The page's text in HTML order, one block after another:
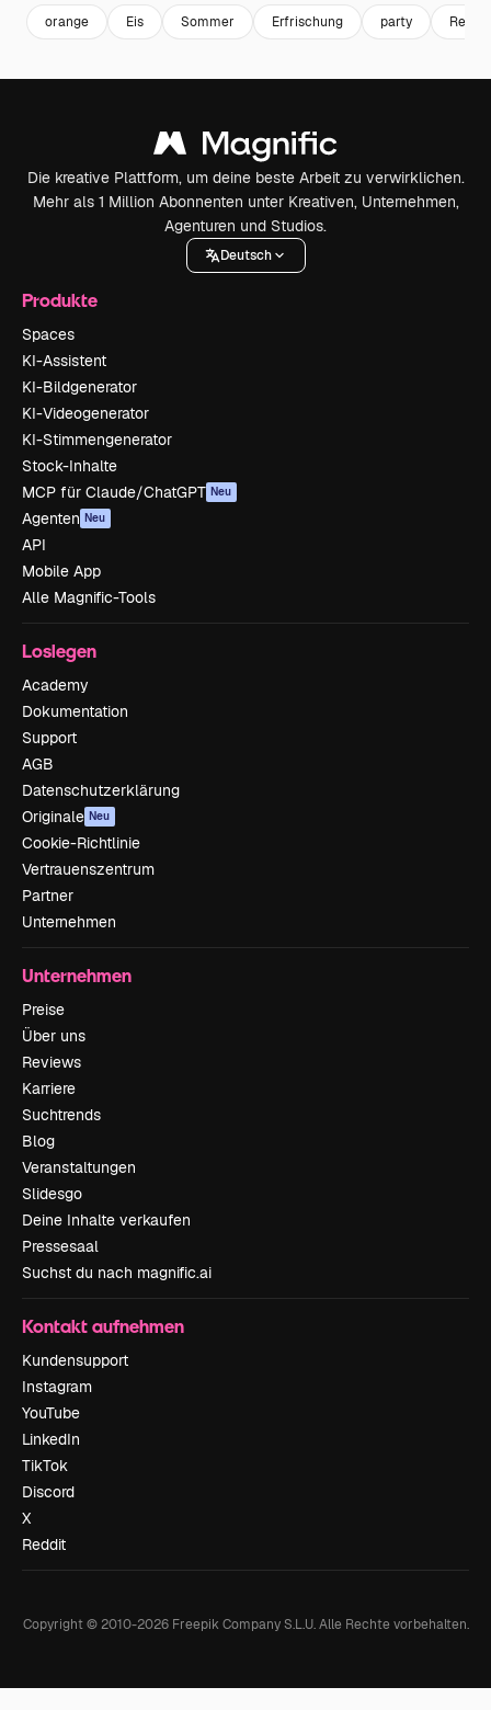
orange Eis Sommer Erfrischung party
Die kreative Plattform, um deine beste Arbeit zu verwirklichen.
Mehr als 1 Million Abonnenten unter Kreativen, Unternehmen,
Agenturen und Studios.
Deutsch
Produkte
Spaces
KI-Assistent
KI-Bildgenerator
KI-Videogenerator
KI-Stimmengenerator
Stock-Inhalte
MCP für Claude/ChatGPT Neu
Agenten Neu
API
Mobile App
Alle Magnific-Tools
Loslegen
Academy
Dokumentation
Support
AGB
Datenschutzerklärung
Originale Neu
Cookie-Richtlinie
Vertrauenszentrum
Partner
Unternehmen
Unternehmen
Preise
Über uns
Reviews
Karriere
Suchtrends
Blog
Veranstaltungen
Slidesgo
Deine Inhalte verkaufen
Pressesaal
Suchst du nach magnific.ai
Kontakt aufnehmen
Kundensupport
Instagram
YouTube
LinkedIn
TikTok
Discord
X
Reddit
Copyright © 2010-2026Freepik Company S.L.U. Alle Rechte vorbehalten.